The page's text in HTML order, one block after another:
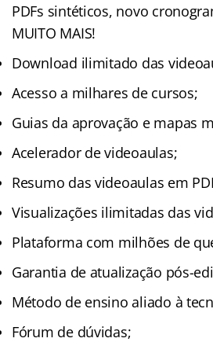
PDFs sintéticos, novo
MUITO MAIS!
Download ilimitado das
Acesso a milhares de cursos;
Guias da aprovação e mapas
Acelerador de videoaulas;
Resumo das videoaulas em
Visualizações ilimitadas das
Plataforma com milhões de
Garantia de atualização pós-
Método de ensino aliado à
Fórum de dúvidas;